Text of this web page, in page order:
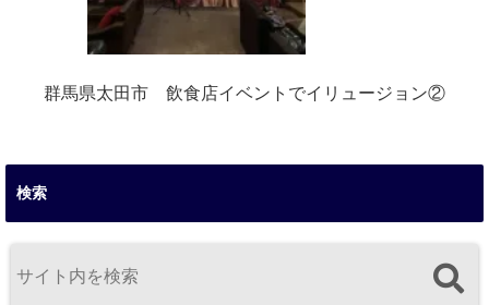
群馬県太田市 飲食店イベントでイリュージョン②
検索